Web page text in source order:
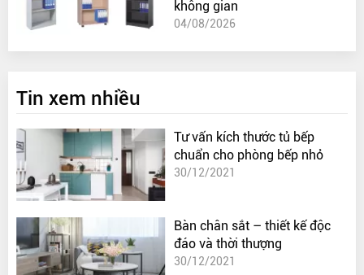
không gian
04/08/2026
Tin xem nhiều
Tư vấn kích thước tủ bếp
chuẩn cho phòng bếp nhỏ
30/12/2021
Bàn chân sắt – thiết kế độc
đáo và thời thượng
30/12/2021